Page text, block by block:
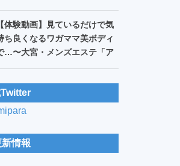
【体験動画】見ているだけで気
ち良くなるワガママ美ボディ
…〜大宮・メンズエステ「ア
情報